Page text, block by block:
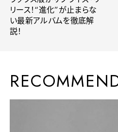
リース！“進化”が止まらな
い最新アルバムを徹底解
説！